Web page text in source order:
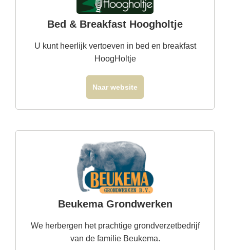
Bed & Breakfast Hoogholtje
U kunt heerlijk vertoeven in bed en breakfast
HoogHoltje
Naar website
Beukema Grondwerken
We herbergen het prachtige grondverzetbedrijf
van de familie Beukema.